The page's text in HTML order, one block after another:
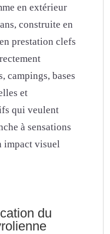
en extérieur
construite en
prestation clefs
campings, bases
et
qui veulent
à sensations
impact visuel
du